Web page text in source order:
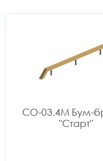
СО-03.4М Бум-
"Старт"